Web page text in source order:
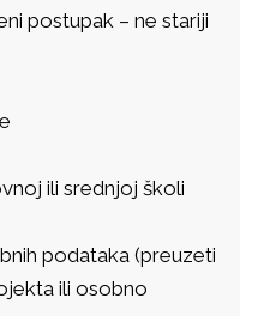
postupak – ne stariji
ili srednjoj školi
podataka (preuzeti
ili osobno